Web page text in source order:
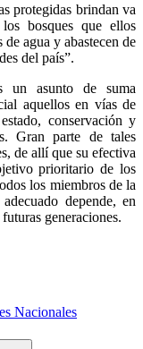
protegidas brindan va
bosques que ellos
agua y abastecen de
del país”.
un asunto de suma
aquellos en vías de
conservación y
Gran parte de tales
de allí que su efectiva
prioritario de los
los miembros de la
depende, en
generaciones.
Nacionales